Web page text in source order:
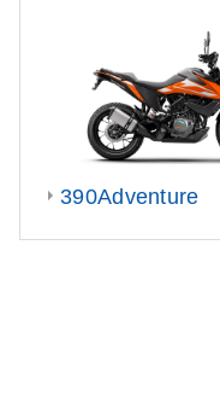
390Adventure